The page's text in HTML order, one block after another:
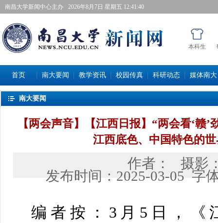
南昌大学新闻中心主办 2026年8月7日星期五 12:41:41
本科生
首页 南大要闻 教学资讯 校园传真 科研动态 媒体南大
南大要闻
【两会声音】【江西日报】“两会看‘赣
江西底色、中国特色的
作者：
摄影
发布时间： 2025-03-05 字
编者按： 3月5日，《